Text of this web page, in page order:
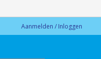
Aanmelden / Inloggen